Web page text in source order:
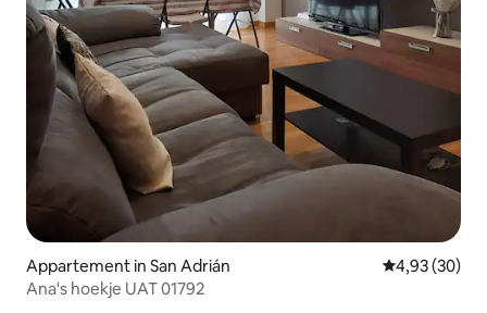
Appartement in San Adrián Gemiddelde
4,93 (30)
Ana's hoekje UAT 01792